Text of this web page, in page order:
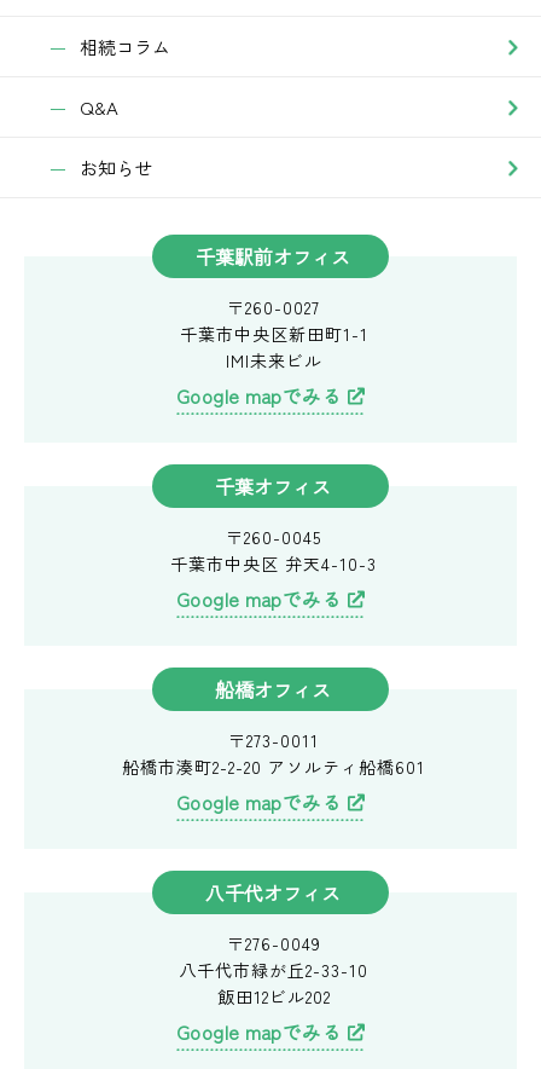
相続コラム
Q&A
お知らせ
千葉駅前オフィス
〒260-0027
千葉市中央区新田町1-1
IMI未来ビル
Google mapでみる
千葉オフィス
〒260-0045
千葉市中央区 弁天4-10-3
Google mapでみる
船橋オフィス
〒273-0011
船橋市湊町2-2-20 アソルティ船橋601
Google mapでみる
八千代オフィス
〒276-0049
八千代市緑が丘2-33-10
飯田12ビル202
Google mapでみる